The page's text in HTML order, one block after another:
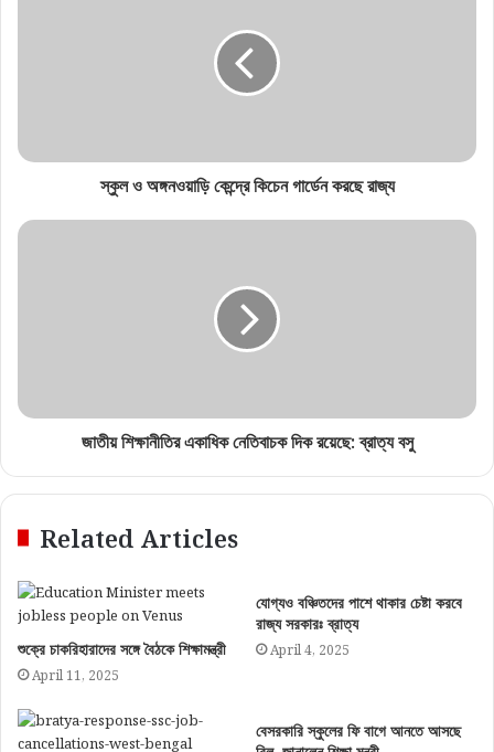
স্কুল ও অঙ্গনওয়াড়ি কেন্দ্রে কিচেন গার্ডেন করছে রাজ্য
জাতীয় শিক্ষানীতির একাধিক নেতিবাচক দিক রয়েছে: ব্রাত্য বসু
Related Articles
শুক্রে চাকরিহারাদের সঙ্গে বৈঠকে শিক্ষামন্ত্রী
April 11, 2025
যোগ্যও বঞ্চিতদের পাশে থাকার চেষ্টা করবে
রাজ্য সরকারঃ ব্রাত্য
April 4, 2025
বেসরকারি স্কুলের ফি বাগে আনতে আসছে